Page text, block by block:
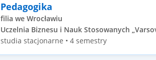
Pedagogika
filia we Wrocławiu
Uczelnia Biznesu i Nauk Stosowanych
studia stacjonarne • 4 semestry